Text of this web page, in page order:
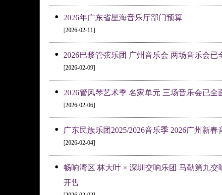
• 2026年广东省星海音乐厅部门预算
[2026-02-11]
• 2026巴黎管弦乐团 广州音乐会 两场音乐会已
[2026-02-09]
• 2026管风琴艺术季 名家单元 三场音乐会已全
[2026-02-06]
• 广东民族乐团2025/2026音乐季 2026广州新
[2026-02-04]
•
畅响湾区 林大叶 × 深圳交响乐团 马勒第九交
开售